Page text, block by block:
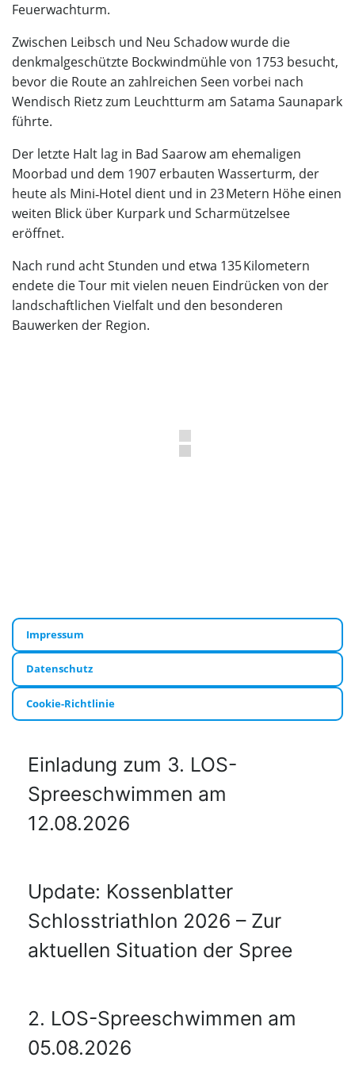
Feuerwachturm.
Zwischen Leibsch und Neu Schadow wurde die
denkmalgeschützte Bockwindmühle von 1753 besucht,
bevor die Route an zahlreichen Seen vorbei nach
Wendisch Rietz zum Leuchtturm am Satama Saunapark
führte.
Der letzte Halt lag in Bad Saarow am ehemaligen
Moorbad und dem 1907 erbauten Wasserturm, der
heute als Mini‑Hotel dient und in 23 Metern Höhe einen
weiten Blick über Kurpark und Scharmützelsee
eröffnet.
Nach rund acht Stunden und etwa 135 Kilometern
endete die Tour mit vielen neuen Eindrücken von der
landschaftlichen Vielfalt und den besonderen
Bauwerken der Region.
Impressum
Datenschutz
Cookie-Richtlinie
Einladung zum 3. LOS-
Spreeschwimmen am
12.08.2026
Update: Kossenblatter
Schlosstriathlon 2026 – Zur
aktuellen Situation der Spree
2. LOS-Spreeschwimmen am
05.08.2026